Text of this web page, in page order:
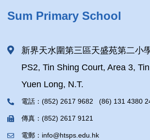
Sum Primary School
新界天水圍第三區天盛苑第二小
PS2, Tin Shing Court, Area 3,
Yuen Long, N.T.
電話：(852) 2617 9682 (86) 131 4380
傳真：(852) 2617 9121
電郵：info@htsps.edu.hk